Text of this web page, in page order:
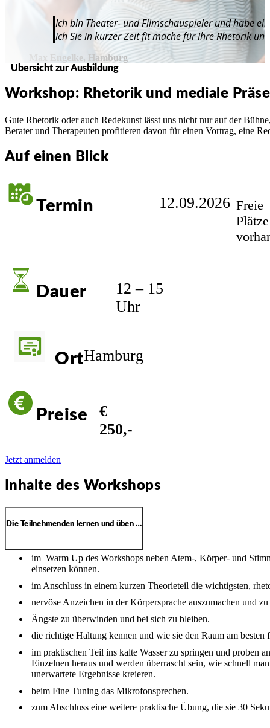
Ich bin Theater- und Filmschauspieler und habe
ich Sie in kurzer Zeit fit mache für Ihre Rhetorik
Max Engelke, Hamburg
Übersicht zur Ausbildung
Workshop: Rhetorik und mediale
Gute Rhetorik oder auch Redekunst lässt uns nicht nur auf der
Berater und Therapeuten profitieren davon für einen Vortrag, eine
Auf einen Blick
Termin 12.09.2026 Freie
Plätze
Dauer
12 – 15
Uhr
OrtHamburg
Preise
€
250,-
Jetzt anmelden
Inhalte des Workshops
Die Teilnehmenden lernen und üben …
im Warm Up des Workshops neben Atem-, Körper- und
einsetzen können.
im Anschluss in einem kurzen Theorieteil die wichtigsten,
nervöse Anzeichen in der Körpersprache auszumachen und
Ängste zu überwinden und bei sich zu bleiben.
die richtige Haltung kennen und wie sie den Raum am besten
im praktischen Teil ins kalte Wasser zu springen und proben
Einzelnen heraus und werden überrascht sein, wie schnell
unerwartete Ergebnisse kreieren.
beim Fine Tuning das Mikrofonsprechen.
zum Abschluss eine weitere praktische Übung, die sie 30